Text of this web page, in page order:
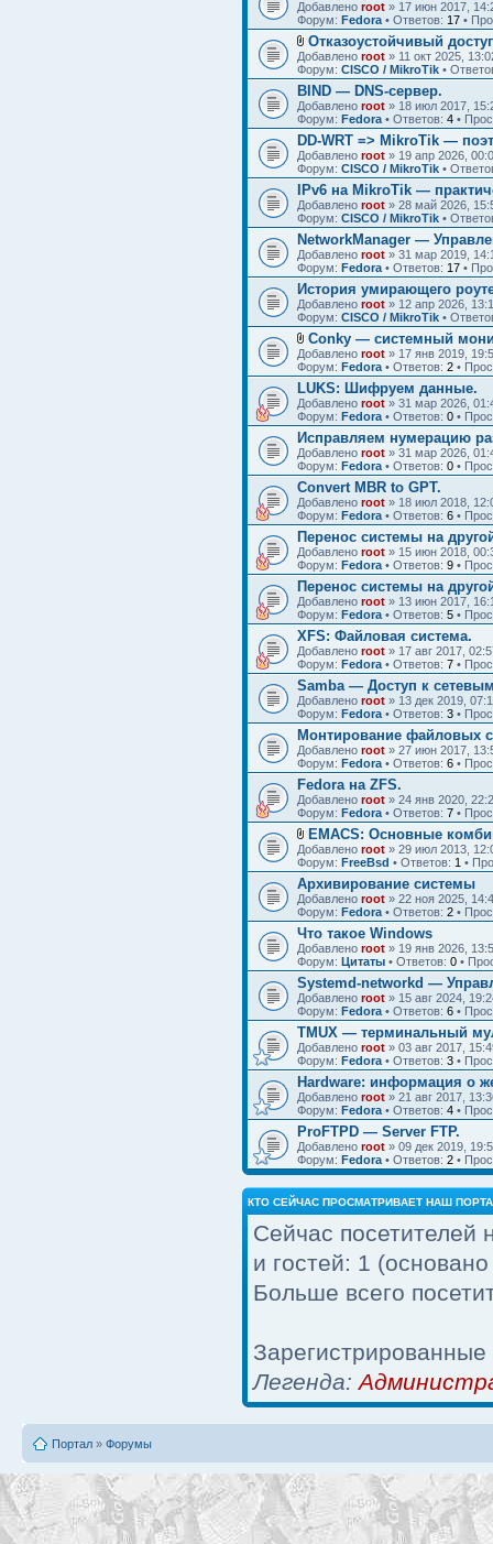
Добавлено root » 17 июн 2017,
Форум: Fedora • Ответов: 17 •
Отказоустойчивый
Добавлено root » 11 окт 2025,
Форум: CISCO / MikroTik •
BIND — DNS-сервер.
Добавлено root » 18 июл 2017,
Форум: Fedora • Ответов: 4 •
DD-WRT => MikroTik —
Добавлено root » 19 апр 2026,
Форум: CISCO / MikroTik •
IPv6 на MikroTik —
Добавлено root » 28 май 2026,
Форум: CISCO / MikroTik •
NetworkManager —
Добавлено root » 31 мар 2019,
Форум: Fedora • Ответов: 17 •
История умирающего
Добавлено root » 12 апр 2026,
Форум: CISCO / MikroTik •
Conky — системный
Добавлено root » 17 янв 2019,
Форум: Fedora • Ответов: 2 •
LUKS: Шифруем данные.
Добавлено root » 31 мар 2026,
Форум: Fedora • Ответов: 0 •
Исправляем нумерацию
Добавлено root » 31 мар 2026,
Форум: Fedora • Ответов: 0 •
Convert MBR to GPT.
Добавлено root » 18 июл 2018,
Форум: Fedora • Ответов: 6 •
Перенос системы на
Добавлено root » 15 июн 2018,
Форум: Fedora • Ответов: 9 •
Перенос системы на
Добавлено root » 13 июн 2017,
Форум: Fedora • Ответов: 5 •
XFS: Файловая система.
Добавлено root » 17 авг 2017,
Форум: Fedora • Ответов: 7 •
Samba — Доступ к
Добавлено root » 13 дек 2019,
Форум: Fedora • Ответов: 3 •
Монтирование файловых
Добавлено root » 27 июн 2017,
Форум: Fedora • Ответов: 6 •
Fedora на ZFS.
Добавлено root » 24 янв 2020,
Форум: Fedora • Ответов: 7 •
EMACS: Основные
Добавлено root » 29 июл 2013,
Форум: FreeBsd • Ответов: 1 •
Архивирование системы
Добавлено root » 22 ноя 2025,
Форум: Fedora • Ответов: 2 •
Что такое Windows
Добавлено root » 19 янв 2026,
Форум: Цитаты • Ответов: 0 •
Systemd-networkd —
Добавлено root » 15 авг 2024,
Форум: Fedora • Ответов: 6 •
TMUX — терминальный
Добавлено root » 03 авг 2017,
Форум: Fedora • Ответов: 3 •
Hardware: информация о
Добавлено root » 21 авг 2017,
Форум: Fedora • Ответов: 4 •
ProFTPD — Server FTP.
Добавлено root » 09 дек 2019,
Форум: Fedora • Ответов: 2 •
КТО СЕЙЧАС ПРОСМАТРИВАЕТ НАШ
Сейчас
и гостей: 1
Больше всего
Зарегистрированные
Легенда:
Портал » Форумы